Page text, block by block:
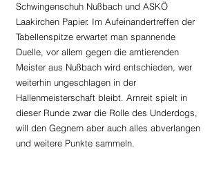
Schwingenschuh Nußbach und ASKÖ
Laakirchen Papier. Im Aufeinandertreffen der
Tabellenspitze erwartet man spannende
Duelle, vor allem gegen die amtierenden
Meister aus Nußbach wird entschieden, wer
weiterhin ungeschlagen in der
Hallenmeisterschaft bleibt. Arnreit spielt in
dieser Runde zwar die Rolle des Underdogs,
will den Gegnern aber auch alles abverlangen
und weitere Punkte sammeln.